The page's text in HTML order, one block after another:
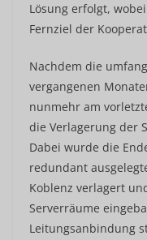
Lösung erfolgt,
Fernziel der
Nachdem die
vergangenen
nunmehr am
die Verlagerung der
Dabei wurde die
redundant
Koblenz verlagert
Serverräume
Leitungsanbindung